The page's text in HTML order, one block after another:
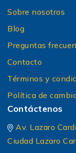
Sobre nosotros
Blog
Preguntas
Contacto
Términos y
Política de
Contáctenos
Av. Lazaro
Ciudad Lazaro